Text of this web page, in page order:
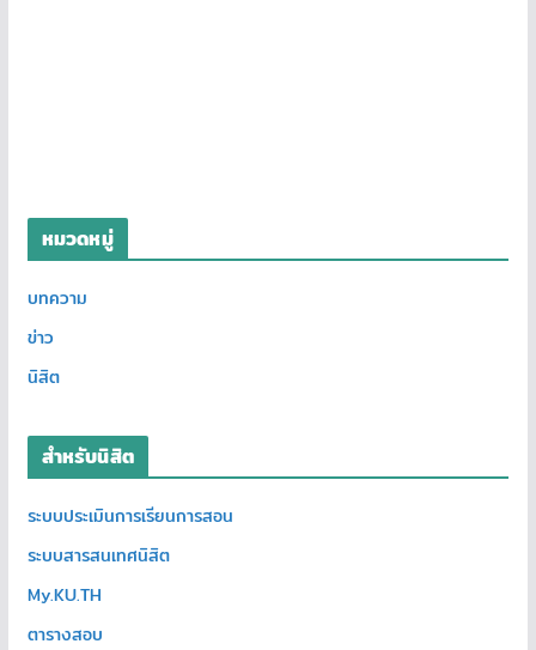
หมวดหมู่
บทความ
ข่าว
นิสิต
สำหรับนิสิต
ระบบประเมินการเรียนการสอน
ระบบสารสนเทศนิสิต
My.KU.TH
ตารางสอบ